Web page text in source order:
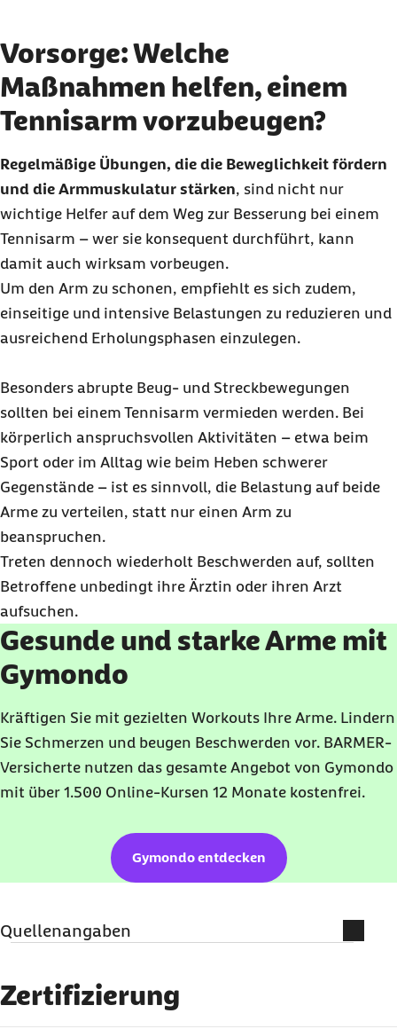
Vorsorge: Welche
Maßnahmen helfen, einem
Tennisarm vorzubeugen?
Regelmäßige Übungen, die die Beweglichkeit fördern
und die Armmuskulatur stärken, sind nicht nur
wichtige Helfer auf dem Weg zur Besserung bei einem
Tennisarm – wer sie konsequent durchführt, kann
damit auch wirksam vorbeugen.
Um den Arm zu schonen, empfiehlt es sich zudem,
einseitige und intensive Belastungen zu reduzieren und
ausreichend Erholungsphasen einzulegen.
Besonders abrupte Beug- und Streckbewegungen
sollten bei einem Tennisarm vermieden werden. Bei
körperlich anspruchsvollen Aktivitäten – etwa beim
Sport oder im Alltag wie beim Heben schwerer
Gegenstände – ist es sinnvoll, die Belastung auf beide
Arme zu verteilen, statt nur einen Arm zu
beanspruchen.
Treten dennoch wiederholt Beschwerden auf, sollten
Betroffene unbedingt ihre Ärztin oder ihren Arzt
aufsuchen.
Gesunde und starke Arme mit
Gymondo
Kräftigen Sie mit gezielten Workouts Ihre Arme. Lindern
Sie Schmerzen und beugen Beschwerden vor. BARMER-
Versicherte nutzen das gesamte Angebot von Gymondo
mit über 1.500 Online-Kursen 12 Monate kostenfrei.
Gymondo entdecken
Quellenangaben
Benjamin K. Buchanan; Matthew A. Varacallo
Zertifizierung